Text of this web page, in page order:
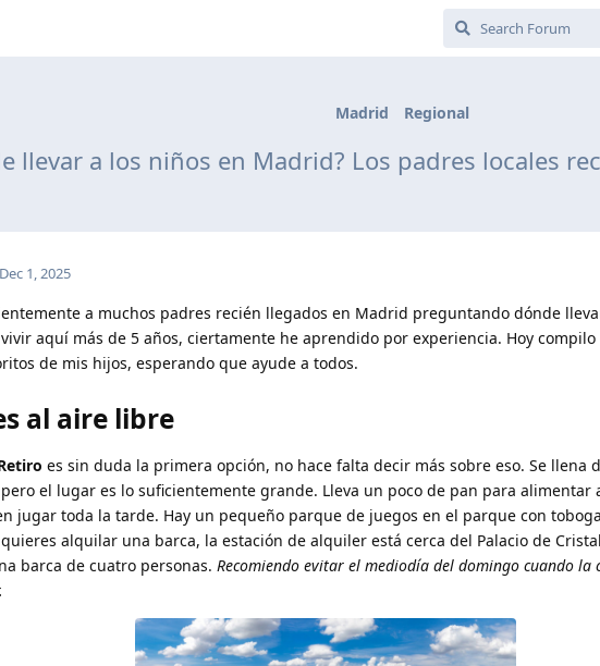
Madrid Regional
llevar a los niños en Madrid? Los padres locales
Dec 1, 2025
a muchos padres recién llegados en Madrid preguntando dónde
aquí más de 5 años, ciertamente he aprendido por experiencia. Hoy
de mis hijos, esperando que ayude a todos.
al aire libre
es sin duda la primera opción, no hace falta decir más sobre eso. Se llena
el lugar es lo suficientemente grande. Lleva un poco de pan para alimentar
jugar toda la tarde. Hay un pequeño parque de juegos en el parque con
alquilar una barca, la estación de alquiler está cerca del Palacio de
barca de cuatro personas. Recomiendo evitar el mediodía del domingo cuando la